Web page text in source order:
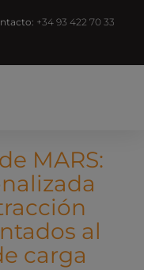
+34 93 422 70 33
MARS:
al
carga